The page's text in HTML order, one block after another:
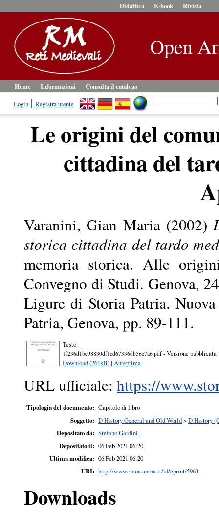
Didattica E-book Rivista
Open
Home Informazioni
Consulta il catalogo
Login
Registra utente
Le origini del
cittadina del
Varanini, Gian Maria(2002)
storica cittadina del tardo
memoria storica. Alle
Convegno di Studi. Genova,
Ligure di Storia Patria.
Patria, Genova, pp. 89-111.
Testo
1f236d1be98830df1cd67336db56e7a6.pdf- Versione pubblicata
Download (261kB)| Anteprima
URL ufficiale: https://
Tipologia del documento: Capitolo di libro
Soggetto: D History General and Old World> D History
Depositato da: Stefano Gardini
Depositato il: 06 Feb 2021 06:20
Ultima modifica: 06 Feb 2021 06:20
URI: http://www.rmoa.unina.it/id/eprint/5963
Downloads